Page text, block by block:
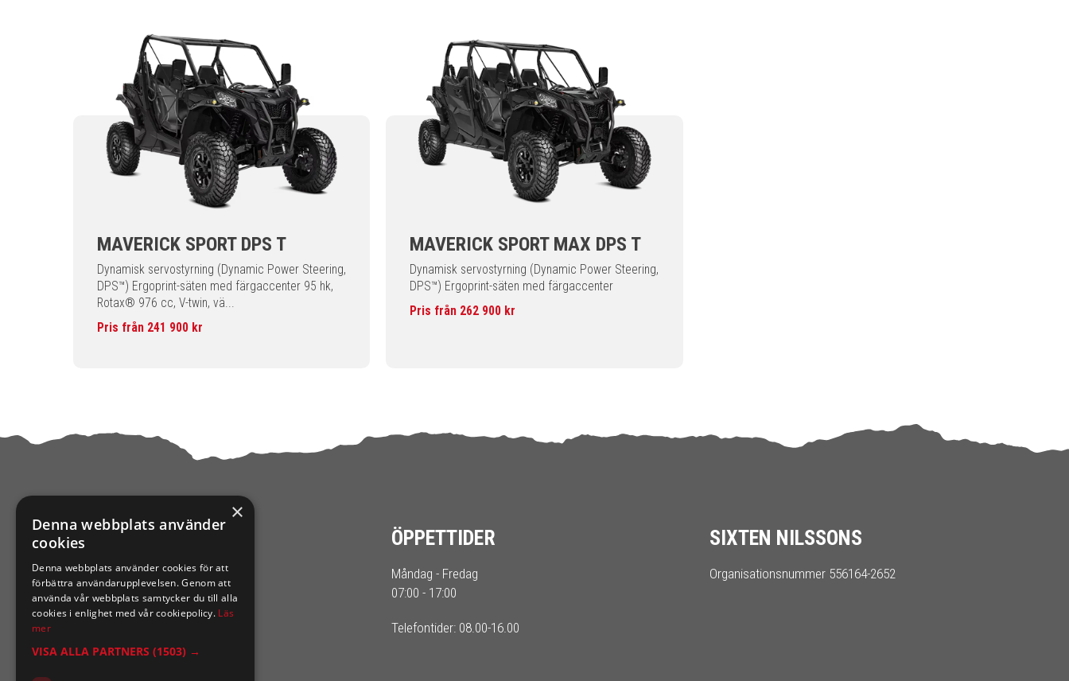
MAVERICK SPORT DPS T
Dynamisk servostyrning (Dynamic Power Steering,
DPS™) Ergoprint-säten med färgaccenter 95 hk,
Rotax® 976 cc, V-twin, vä...
Pris från 241 900 kr
MAVERICK SPORT MAX DPS T
Dynamisk servostyrning (Dynamic Power Steering,
DPS™) Ergoprint-säten med färgaccenter
Pris från 262 900 kr
KONTAKTA OSS
Ångra mitt köp
0921-102 09
ÖPPETTIDER
Måndag - Fredag
07:00 - 17:00
Telefontider: 08.00-16.00
SIXTEN NILSSONS
Organisationsnummer 556164-2652
×
Denna webbplats använder
cookies
Denna webbplats använder cookies för att
förbättra användarupplevelsen. Genom att
använda vår webbplats samtycker du till alla
cookies i enlighet med vår cookiepolicy. Läs
mer
VISA ALLA PARTNERS (1503) →